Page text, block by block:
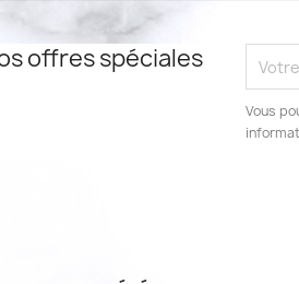
offres spéciales
Vous